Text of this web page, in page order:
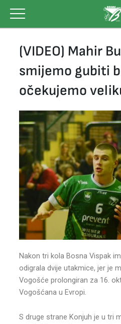
content
(VIDEO) Mahir
smijemo gubiti
očekujemo
Nakon tri kola Bosna Vispak
odigrala dvije utakmice, jer je
Vogošće prolongiran za 16.
Vogošćana u Evropi.
S druge strane Konjuh je u tri